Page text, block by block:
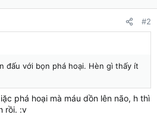
#2
đấu với bọn phá hoại. Hèn gì thấy ít
phá hoại mà máu dồn lên não, h thì
rồi. :v